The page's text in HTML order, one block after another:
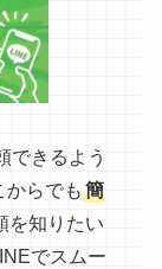
できるよう
からでも 簡
を知りたい
でスムー